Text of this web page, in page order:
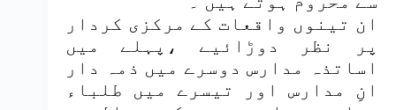
ان تینوں واقعات کے مرکزی کردار
پر نظر دوڑائیے ،پہلے میں
اساتذہ مدارس دوسرے میں ذمہ دار
انِ مدارس اور تیسرے میں طلباء